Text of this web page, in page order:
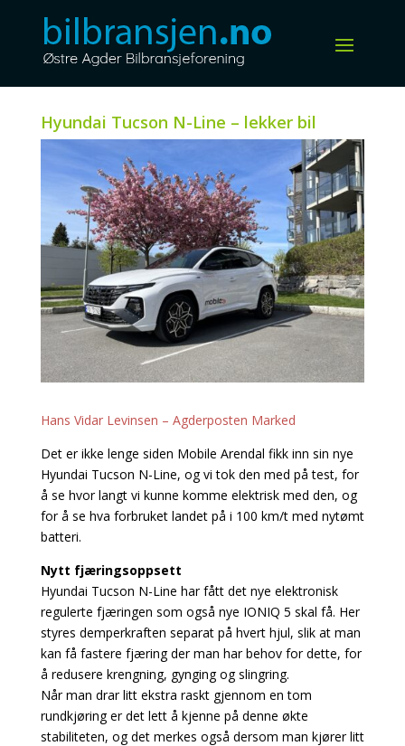
Hyundai Tucson N-Line – lekker bil
Hans Vidar Levinsen – Agderposten Marked
Det er ikke lenge siden Mobile Arendal fikk inn sin nye
Hyundai Tucson N-Line, og vi tok den med på test, for
å se hvor langt vi kunne komme elektrisk med den, og
for å se hva forbruket landet på i 100 km/t med nytømt
batteri.
Nytt fjæringsoppsett
Hyundai Tucson N-Line har fått det nye elektronisk
regulerte fjæringen som også nye IONIQ 5 skal få. Her
styres demperkraften separat på hvert hjul, slik at man
kan få fastere fjæring der man har behov for dette, for
å redusere krengning, gynging og slingring.
Når man drar litt ekstra raskt gjennom en tom
rundkjøring er det lett å kjenne på denne økte
stabiliteten, og det merkes også dersom man kjører litt